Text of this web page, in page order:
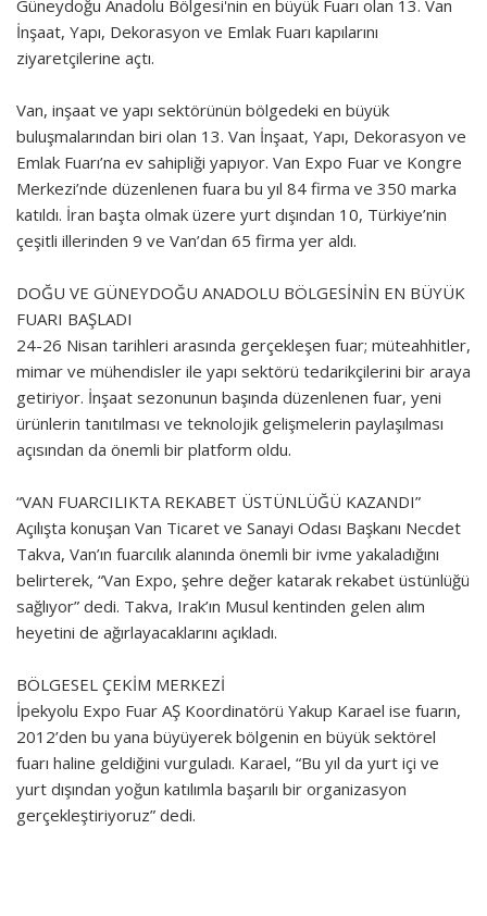
Güneydoğu Anadolu Bölgesi'nin en büyük Fuarı olan 13. Van
İnşaat, Yapı, Dekorasyon ve Emlak Fuarı kapılarını
ziyaretçilerine açtı.
Van, inşaat ve yapı sektörünün bölgedeki en büyük
buluşmalarından biri olan 13. Van İnşaat, Yapı, Dekorasyon ve
Emlak Fuarı’na ev sahipliği yapıyor. Van Expo Fuar ve Kongre
Merkezi’nde düzenlenen fuara bu yıl 84 firma ve 350 marka
katıldı. İran başta olmak üzere yurt dışından 10, Türkiye’nin
çeşitli illerinden 9 ve Van’dan 65 firma yer aldı.
DOĞU VE GÜNEYDOĞU ANADOLU BÖLGESİNİN EN BÜYÜK
FUARI BAŞLADI
24-26 Nisan tarihleri arasında gerçekleşen fuar; müteahhitler,
mimar ve mühendisler ile yapı sektörü tedarikçilerini bir araya
getiriyor. İnşaat sezonunun başında düzenlenen fuar, yeni
ürünlerin tanıtılması ve teknolojik gelişmelerin paylaşılması
açısından da önemli bir platform oldu.
“VAN FUARCILIKTA REKABET ÜSTÜNLÜĞÜ KAZANDI”
Açılışta konuşan Van Ticaret ve Sanayi Odası Başkanı Necdet
Takva, Van’ın fuarcılık alanında önemli bir ivme yakaladığını
belirterek, “Van Expo, şehre değer katarak rekabet üstünlüğü
sağlıyor” dedi. Takva, Irak’ın Musul kentinden gelen alım
heyetini de ağırlayacaklarını açıkladı.
BÖLGESEL ÇEKİM MERKEZİ
İpekyolu Expo Fuar AŞ Koordinatörü Yakup Karael ise fuarın,
2012’den bu yana büyüyerek bölgenin en büyük sektörel
fuarı haline geldiğini vurguladı. Karael, “Bu yıl da yurt içi ve
yurt dışından yoğun katılımla başarılı bir organizasyon
gerçekleştiriyoruz” dedi.